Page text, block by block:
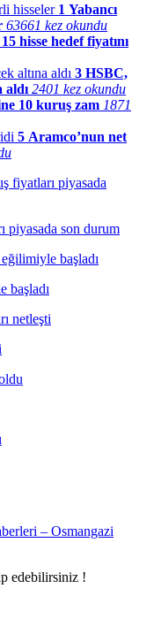
1 Yabancı
63661 kez okundu
15 hisse hedef fiyatını
3 HSBC,
aldı 2401 kez okundu
10 kuruş zam 1871
5 Aramco’nun net
piyasada son durum
başladı
edebilirsiniz !